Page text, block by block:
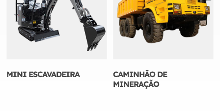
MINI ESCAVADEIRA
CAMINHÃO DE
MINERAÇÃO